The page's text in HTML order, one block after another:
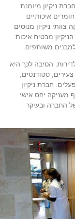
ניקיון מיומנת
איכותיים
ניקיון מנוסים
מבטיח איכות
משותפים.
הסיבה לכך היא
סטודנטים,
חברת ניקיון
יחס אישי.
ובעיקר